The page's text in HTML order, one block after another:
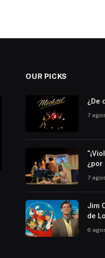
OUR PICKS
¿De
7
¿por
7
Jim
de
6